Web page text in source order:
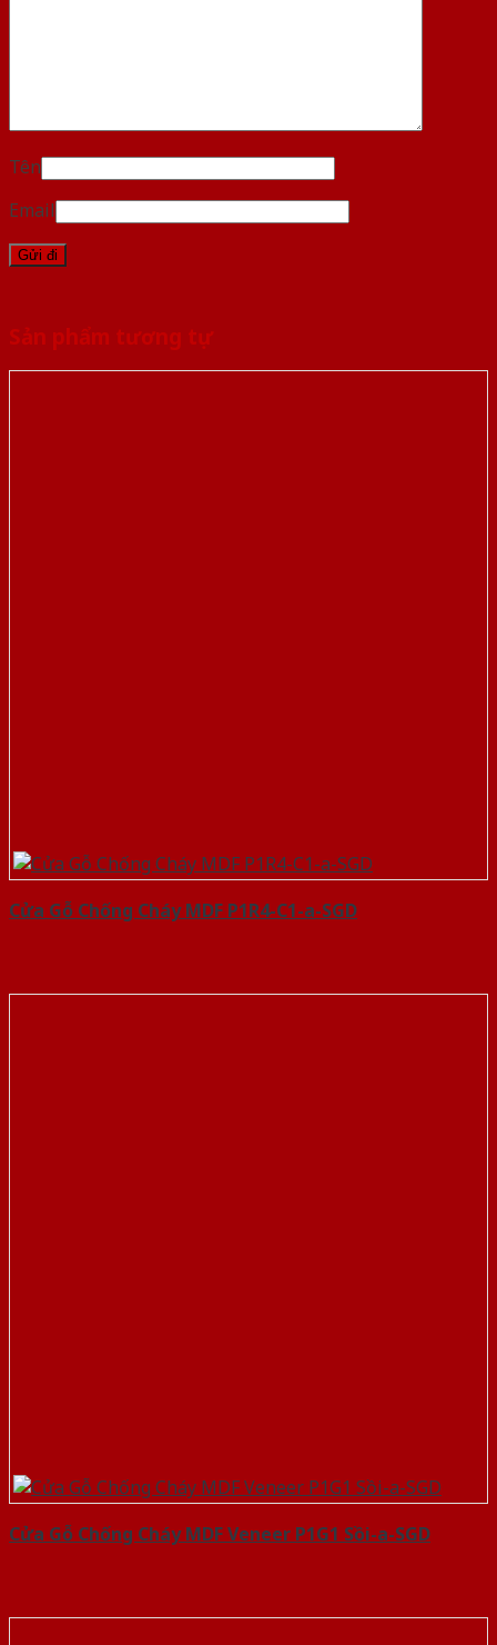
Tên
Email
Sản phẩm tương tự
Cửa Gỗ Chống Cháy MDF P1R4-C1-a-SGD
Cửa Gỗ Chống Cháy MDF Veneer P1G1 Sồi-a-SGD